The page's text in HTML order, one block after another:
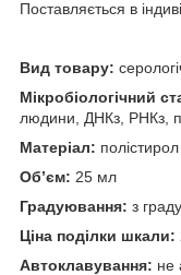
Поставляється в
Вид товару:
Мікробіологічний
людини, ДНКз, РНКз,
Матеріал:
Об’єм: 25 мл
Градуювання: з
Ціна поділки шкали:
Автоклавування: не